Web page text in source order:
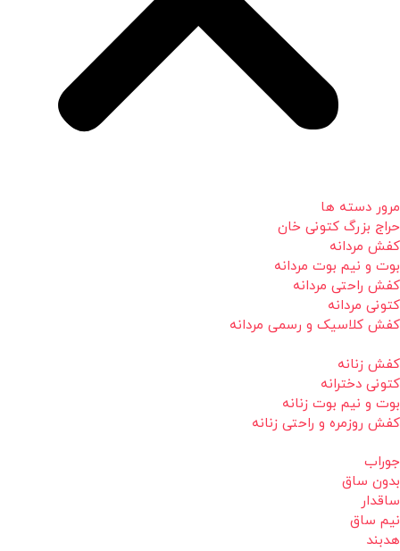
مرور دسته ها
حراج بزرگ کتونی خان
کفش مردانه
بوت و نیم بوت مردانه
کفش راحتی مردانه
کتونی مردانه
کفش کلاسیک و رسمی مردانه
کفش زنانه
کتونی دخترانه
بوت و نیم بوت زنانه
کفش روزمره و راحتی زنانه
جوراب
بدون ساق
ساقدار
نیم ساق
هدبند